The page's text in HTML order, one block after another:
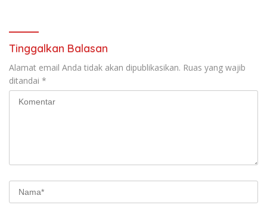
Tinggalkan Balasan
Alamat email Anda tidak akan dipublikasikan. Ruas yang wajib
ditandai *